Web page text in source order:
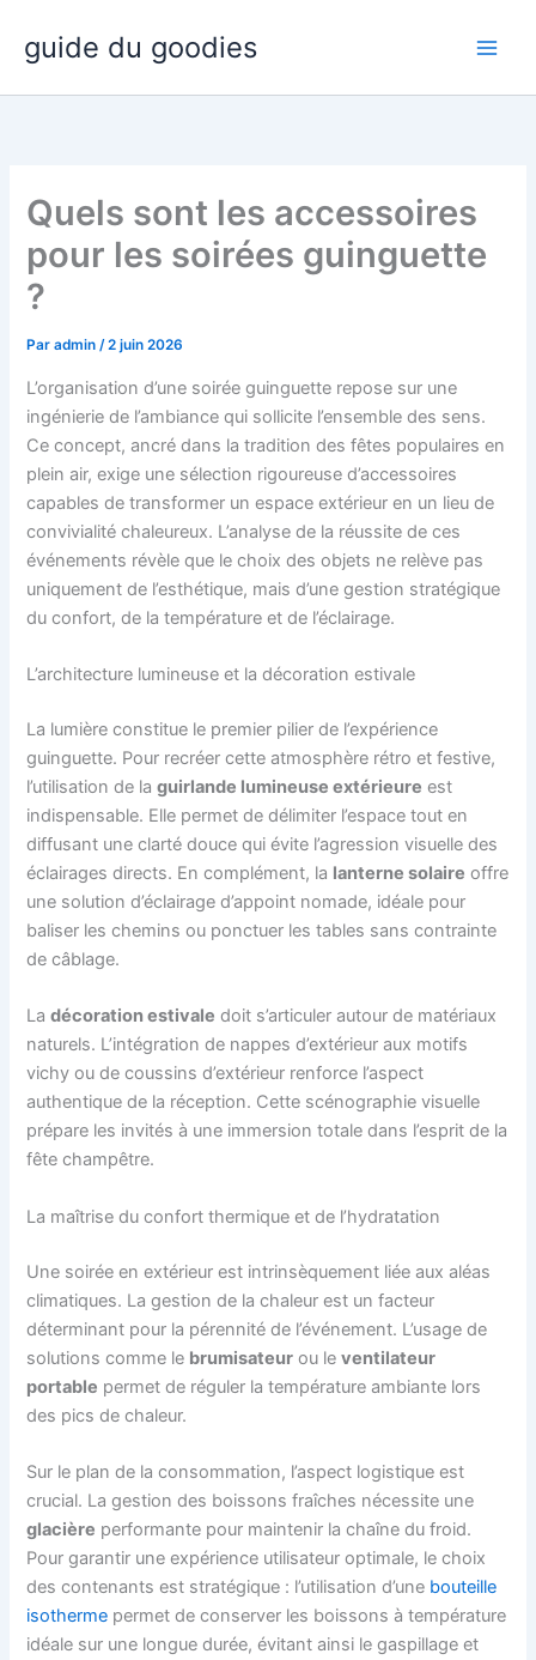
contenu
guide du goodies
Quels sont les accessoires
pour les soirées guinguette
?
Paradmin/2 juin 2026
L’organisation d’une soirée guinguette repose sur une
ingénierie de l’ambiance qui sollicite l’ensemble des sens.
Ce concept, ancré dans la tradition des fêtes populaires en
plein air, exige une sélection rigoureuse d’accessoires
capables de transformer un espace extérieur en un lieu de
convivialité chaleureux. L’analyse de la réussite de ces
événements révèle que le choix des objets ne relève pas
uniquement de l’esthétique, mais d’une gestion stratégique
du confort, de la température et de l’éclairage.
L’architecture lumineuse et la décoration estivale
La lumière constitue le premier pilier de l’expérience
guinguette. Pour recréer cette atmosphère rétro et festive,
l’utilisation de laguirlande lumineuse extérieure est
indispensable. Elle permet de délimiter l’espace tout en
diffusant une clarté douce qui évite l’agression visuelle des
éclairages directs. En complément, la lanterne solaire offre
une solution d’éclairage d’appoint nomade, idéale pour
baliser les chemins ou ponctuer les tables sans contrainte
de câblage.
Ladécoration estivale doit s’articuler autour de matériaux
naturels. L’intégration de nappes d’extérieur aux motifs
vichy ou de coussins d’extérieur renforce l’aspect
authentique de la réception. Cette scénographie visuelle
prépare les invités à une immersion totale dans l’esprit de la
fête champêtre.
La maîtrise du confort thermique et de l’hydratation
Une soirée en extérieur est intrinsèquement liée aux aléas
climatiques. La gestion de la chaleur est un facteur
déterminant pour la pérennité de l’événement. L’usage de
solutions comme le brumisateur ou leventilateur
portable permet de réguler la température ambiante lors
des pics de chaleur.
Sur le plan de la consommation, l’aspect logistique est
crucial. La gestion des boissons fraîches nécessite une
glacière performante pour maintenir la chaîne du froid.
Pour garantir une expérience utilisateur optimale, le choix
des contenants est stratégique : l’utilisation d’une bouteille
isotherme permet de conserver les boissons à température
idéale sur une longue durée, évitant ainsi le gaspillage et